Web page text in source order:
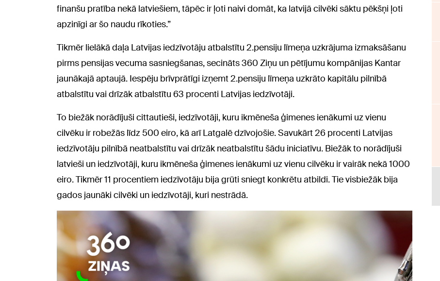
finanšu pratība nekā latviešiem, tāpēc ir ļoti naivi domāt, ka latvijā cilvēki sāktu pēkšņi ļoti
apzinīgi ar šo naudu rīkoties.”
Tikmēr lielākā daļa Latvijas iedzīvotāju atbalstītu 2.pensiju līmeņa uzkrājuma izmaksāšanu
pirms pensijas vecuma sasniegšanas, secināts 360 Ziņu un pētījumu kompānijas Kantar
jaunākajā aptaujā. Iespēju brīvprātīgi izņemt 2.pensiju līmeņa uzkrāto kapitālu pilnībā
atbalstītu vai drīzāk atbalstītu 63 procenti Latvijas iedzīvotāji.
To biežāk norādījuši cittautieši, iedzīvotāji, kuru ikmēneša ģimenes ienākumi uz vienu
cilvēku ir robežās līdz 500 eiro, kā arī Latgalē dzīvojošie. Savukārt 26 procenti Latvijas
iedzīvotāju pilnībā neatbalstītu vai drīzāk neatbalstītu šādu iniciatīvu. Biežāk to norādījuši
latvieši un iedzīvotāji, kuru ikmēneša ģimenes ienākumi uz vienu cilvēku ir vairāk nekā 1000
eiro. Tikmēr 11 procentiem iedzīvotāju bija grūti sniegt konkrētu atbildi. Tie visbiežāk bija
gados jaunāki cilvēki un iedzīvotāji, kuri nestrādā.